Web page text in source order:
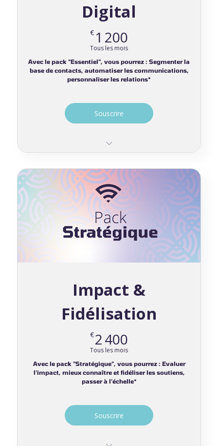
Digital
€ 1 200
Tous les mois
Avec le pack "Essentiel", vous pourrez : Segmenter la
base de contacts, automatiser les communications,
personnaliser les relations*
Souscrire
Parcours et segmentation par persona
Collecte multicanale, personnalisée
Impact &
Fidélisation
€2 400
Tous les mois
Avec le pack "Stratégique", vous pourrez : Evaluer
l'impact, mieux connaître et fidéliser les soutiens,
passer à l'échelle*
Souscrire